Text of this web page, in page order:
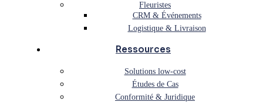
Fleuristes
CRM & Événements
Logistique & Livraison
Ressources
Solutions low-cost
Études de Cas
Conformité & Juridique